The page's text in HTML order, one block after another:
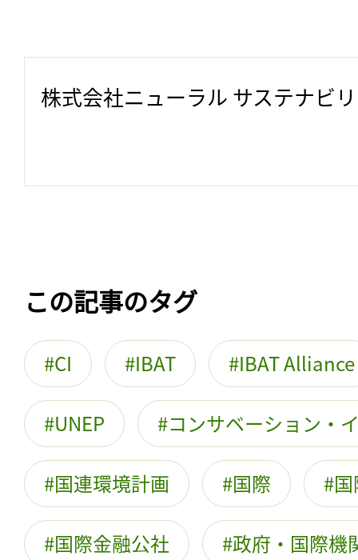
株式会社ニューラル サステナビ
この記事のタグ
CI IBAT IBAT Alliance
UNEP コンサベーション・
国連環境計画 国際
国際金融公社 政府・国際機